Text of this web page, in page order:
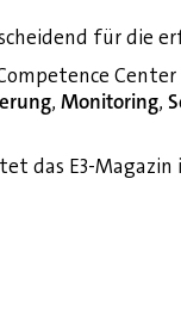
für die
, Monitoring,
das E3-